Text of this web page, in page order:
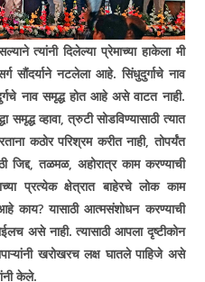
त्यांनी दिलेल्या प्रेमाच्या हाकेला मी
सौंदर्याने नटलेला आहे. सिंधुदुर्गाचे नाव
नाव समृद्ध होत आहे असे वाटत नाही.
समृद्ध व्हावा, त्रुटी सोडविण्यासाठी त्यात
कठोर परिश्रम करीत नाही, तोपर्यंत
जिद्द, तळमळ, अहोरात्र काम करण्याची
प्रत्येक क्षेत्रात बाहेरचे लोक काम
काय? यासाठी आत्मसंशोधन करण्याची
असे नाही. त्यासाठी आपला दृष्टीकोन
खरोखरच लक्ष घातले पाहिजे असे
केले.